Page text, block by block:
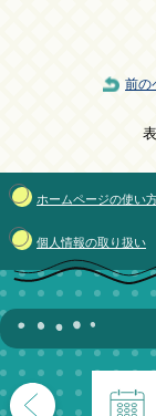
前の
ホームページの使い
個人情報の取り扱い